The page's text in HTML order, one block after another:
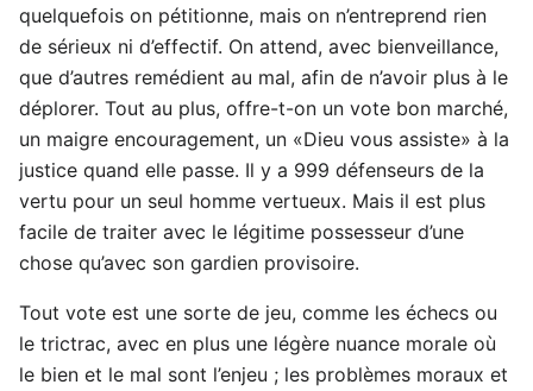
quelquefois on pétitionne, mais on n’entreprend rien
de sérieux ni d’effectif. On attend, avec bienveillance,
que d’autres remédient au mal, afin de n’avoir plus à le
déplorer. Tout au plus, offre-t-on un vote bon marché,
un maigre encouragement, un «Dieu vous assiste» à la
justice quand elle passe. Il y a 999 défenseurs de la
vertu pour un seul homme vertueux. Mais il est plus
facile de traiter avec le légitime possesseur d’une
chose qu’avec son gardien provisoire.
Tout vote est une sorte de jeu, comme les échecs ou
le trictrac, avec en plus une légère nuance morale où
le bien et le mal sont l’enjeu ; les problèmes moraux et